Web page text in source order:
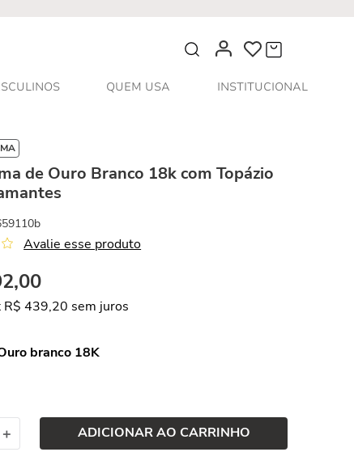
O que você procura?
QUEM USA
INSTITUCIONAL
de Ouro Branco 18k com Topázio
Avalie esse produto
,00
R$ 439,20 sem juros
branco 18K
＋ ADICIONAR AO CARRINHO